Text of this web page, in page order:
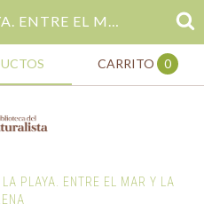
VEO VEO EN LA PLAYA. ENTRE EL MAR Y LA ARENA
CARRITO 0
PLAYA. ENTRE EL MAR Y LA